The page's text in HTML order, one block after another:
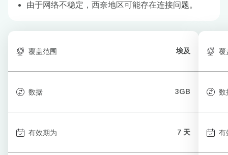
由于网络不稳定，西奈地区可能存在连接问题。
覆盖范围 埃及
数据 3GB
有效期为 7 天
覆
数
有